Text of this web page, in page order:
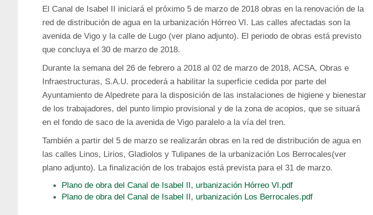
El Canal de Isabel II iniciará el próximo 5 de marzo de 2018 obras en la renovación de la
red de distribución de agua en la urbanización Hórreo VI. Las calles afectadas son la
avenida de Vigo y la calle de Lugo (ver plano adjunto). El periodo de obras está previsto
que concluya el 30 de marzo de 2018.
Durante la semana del 26 de febrero a 2018 al 02 de marzo de 2018, ACSA, Obras e
Infraestructuras, S.A.U. procederá a habilitar la superficie cedida por parte del
Ayuntamiento de Alpedrete para la disposición de las instalaciones de higiene y bienestar
de los trabajadores, del punto limpio provisional y de la zona de acopios, que se situará
en el fondo de saco de la avenida de Vigo paralelo a la vía del tren.
También a partir del 5 de marzo se realizarán obras en la red de distribución de agua en
las calles Linos, Lirios, Gladiolos y Tulipanes de la urbanización Los Berrocales(ver
plano adjunto). La finalización de los trabajos está prevista para el 31 de marzo.
Plano de obra del Canal de Isabel II, urbanización Hórreo VI.pdf
Plano de obra del Canal de Isabel II, urbanización Los Berrocales.pdf